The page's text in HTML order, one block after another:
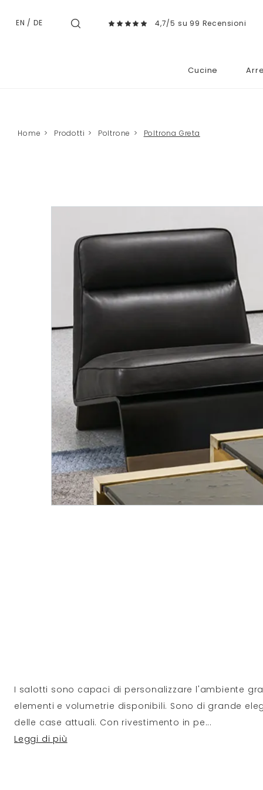
EN / DE 4,7/5 su 99 Recensioni
Cucine
Home > Prodotti > Poltrone > Poltrona Greta
I salotti sono capaci di personalizzare l'ambiente
elementi e volumetrie disponibili. Sono di grande
delle case attuali. Con rivestimento in pe...
Leggi di più